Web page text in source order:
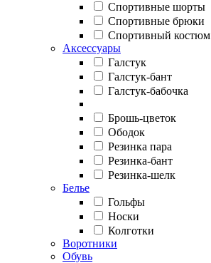
Спортивные шорты
Спортивные брюки
Спортивный костюм
Аксессуары
Галстук
Галстук-бант
Галстук-бабочка
Брошь-цветок
Ободок
Резинка пара
Резинка-бант
Резинка-шелк
Белье
Гольфы
Носки
Колготки
Воротники
Обувь